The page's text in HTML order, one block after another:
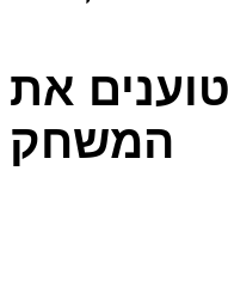
את
המשחק